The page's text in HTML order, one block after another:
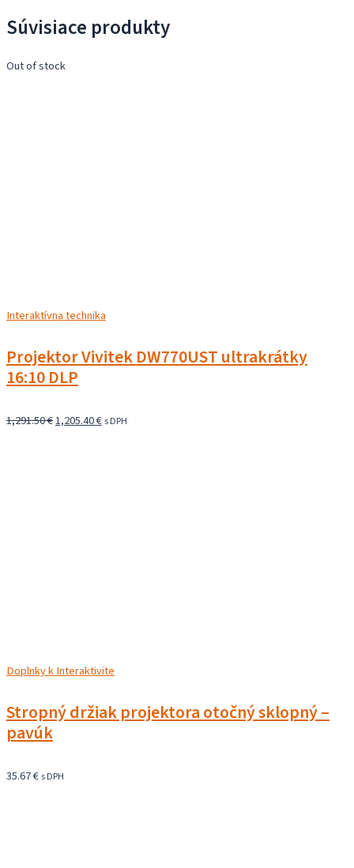
Súvisiace produkty
Out of stock
Interaktívna technika
Projektor Vivitek DW770UST ultrakrátky
16:10 DLP
1,291.50€Pôvodná
1,205.40€Aktuálna
s DPH
Doplnky k Interaktivite
Stropný držiak projektora otočný sklopný –
pavúk
35.67€s DPH